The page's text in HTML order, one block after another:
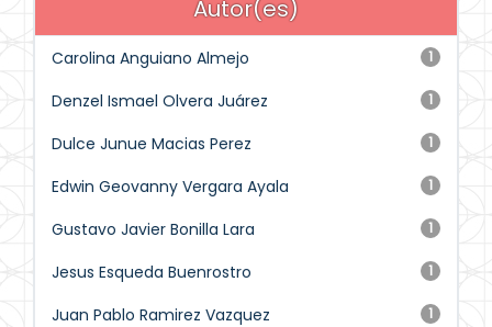
Autor(es)
1
Carolina Anguiano Almejo
1
Denzel Ismael Olvera Juárez
1
Dulce Junue Macias Perez
1
Edwin Geovanny Vergara Ayala
1
Gustavo Javier Bonilla Lara
1
Jesus Esqueda Buenrostro
1
Juan Pablo Ramirez Vazquez